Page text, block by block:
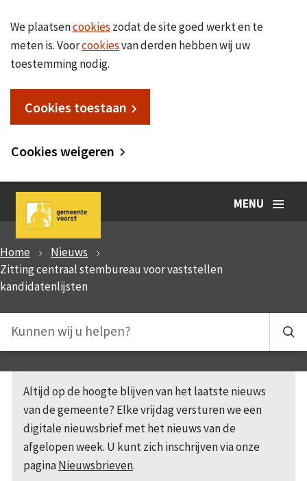
We plaatsencookies zodat de site goed werkt en te
meten is. Voorcookiesvan derden hebben wij uw
toestemming nodig.
Cookies toestaan
Cookies weigeren
MENU
Home
Nieuws
Zitting centraal stembureau voor vaststellen
kandidatenlijsten
Altijd op de hoogte blijven van het laatste nieuws
van de gemeente? Elke vrijdag versturen we een
digitale nieuwsbrief met het nieuws van de
afgelopen week. U kunt zich inschrijven via onze
paginaNieuwsbrieven.